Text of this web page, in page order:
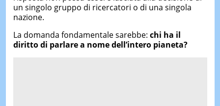
un singolo gruppo di ricercatori o di una singola
nazione.
La domanda fondamentale sarebbe: chi ha il
diritto di parlare a nome dell’intero pianeta?